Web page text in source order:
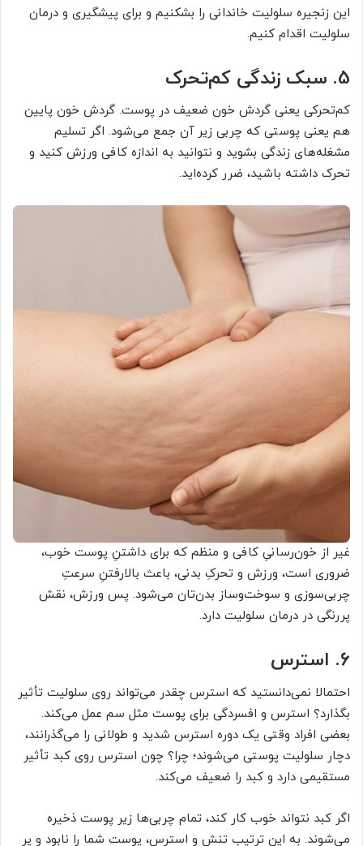
این زنجیره سلولیت خاندانی را بشکنیم و برای پیشگیری و درمان
سلولیت اقدام کنیم.
5. سبک زندگی کم‌تحرک
کم‌تحرکی یعنی گردش خون ضعیف در پوست. گردش خون پایین
هم یعنی پوستی که چربی زیر آن جمع می‌شود. اگر تسلیم
مشغله‌های زندگی بشوید و نتوانید به اندازه کافی ورزش کنید و
تحرک داشته باشید، ضرر کرده‌اید.
غیر از خون‌رسانیِ کافی و منظم که برای داشتنِ پوست خوب،
ضروری است، ورزش و تحرکِ بدنی، باعث بالارفتنِ سرعتِ
چربی‌سوزی و سوخت‌وساز بدن‌تان می‌شود. پس ورزش، نقش
پررنگی در درمان سلولیت دارد.
6. استرس
احتمالا نمی‌دانستید که استرس چقدر می‌تواند روی سلولیت تأثیر
بگذارد؟ استرس و افسردگی برای پوست مثل سم عمل می‌کند.
بعضی افراد وقتی یک دوره استرس شدید و طولانی را می‌گذرانند،
دچار سلولیت پوستی می‌شوند؛ چرا؟ چون استرس روی کبد تأثیر
مستقیمی دارد و کبد را ضعیف می‌کند.
اگر کبد نتواند خوب کار کند، تمام چربی‌ها زیر پوست ذخیره
می‌شوند. به این ترتیب تنش و استرس، پوست شما را نابود و پر